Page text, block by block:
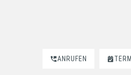
ANRUFEN